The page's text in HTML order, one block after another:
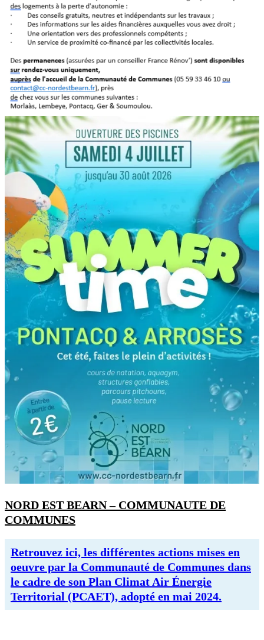
NORD EST BEARN – COMMUNAUTE DE
COMMUNES
Retrouvez ici, les différentes actions mises en
oeuvre par la Communauté de Communes dans
le cadre de son Plan Climat Air Énergie
Territorial (PCAET), adopté en mai 2024.